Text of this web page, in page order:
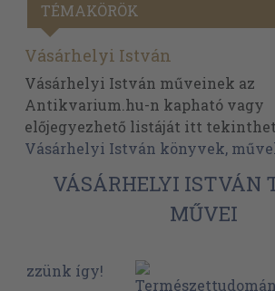
TÉMAKÖRÖK
Vásárhelyi István
Vásárhelyi István műveinek az
Antikvarium.hu-n kapható vagy
előjegyezhető listáját itt
Vásárhelyi István könyvek,
VÁSÁRHELYI ISTVÁN
MŰVEI